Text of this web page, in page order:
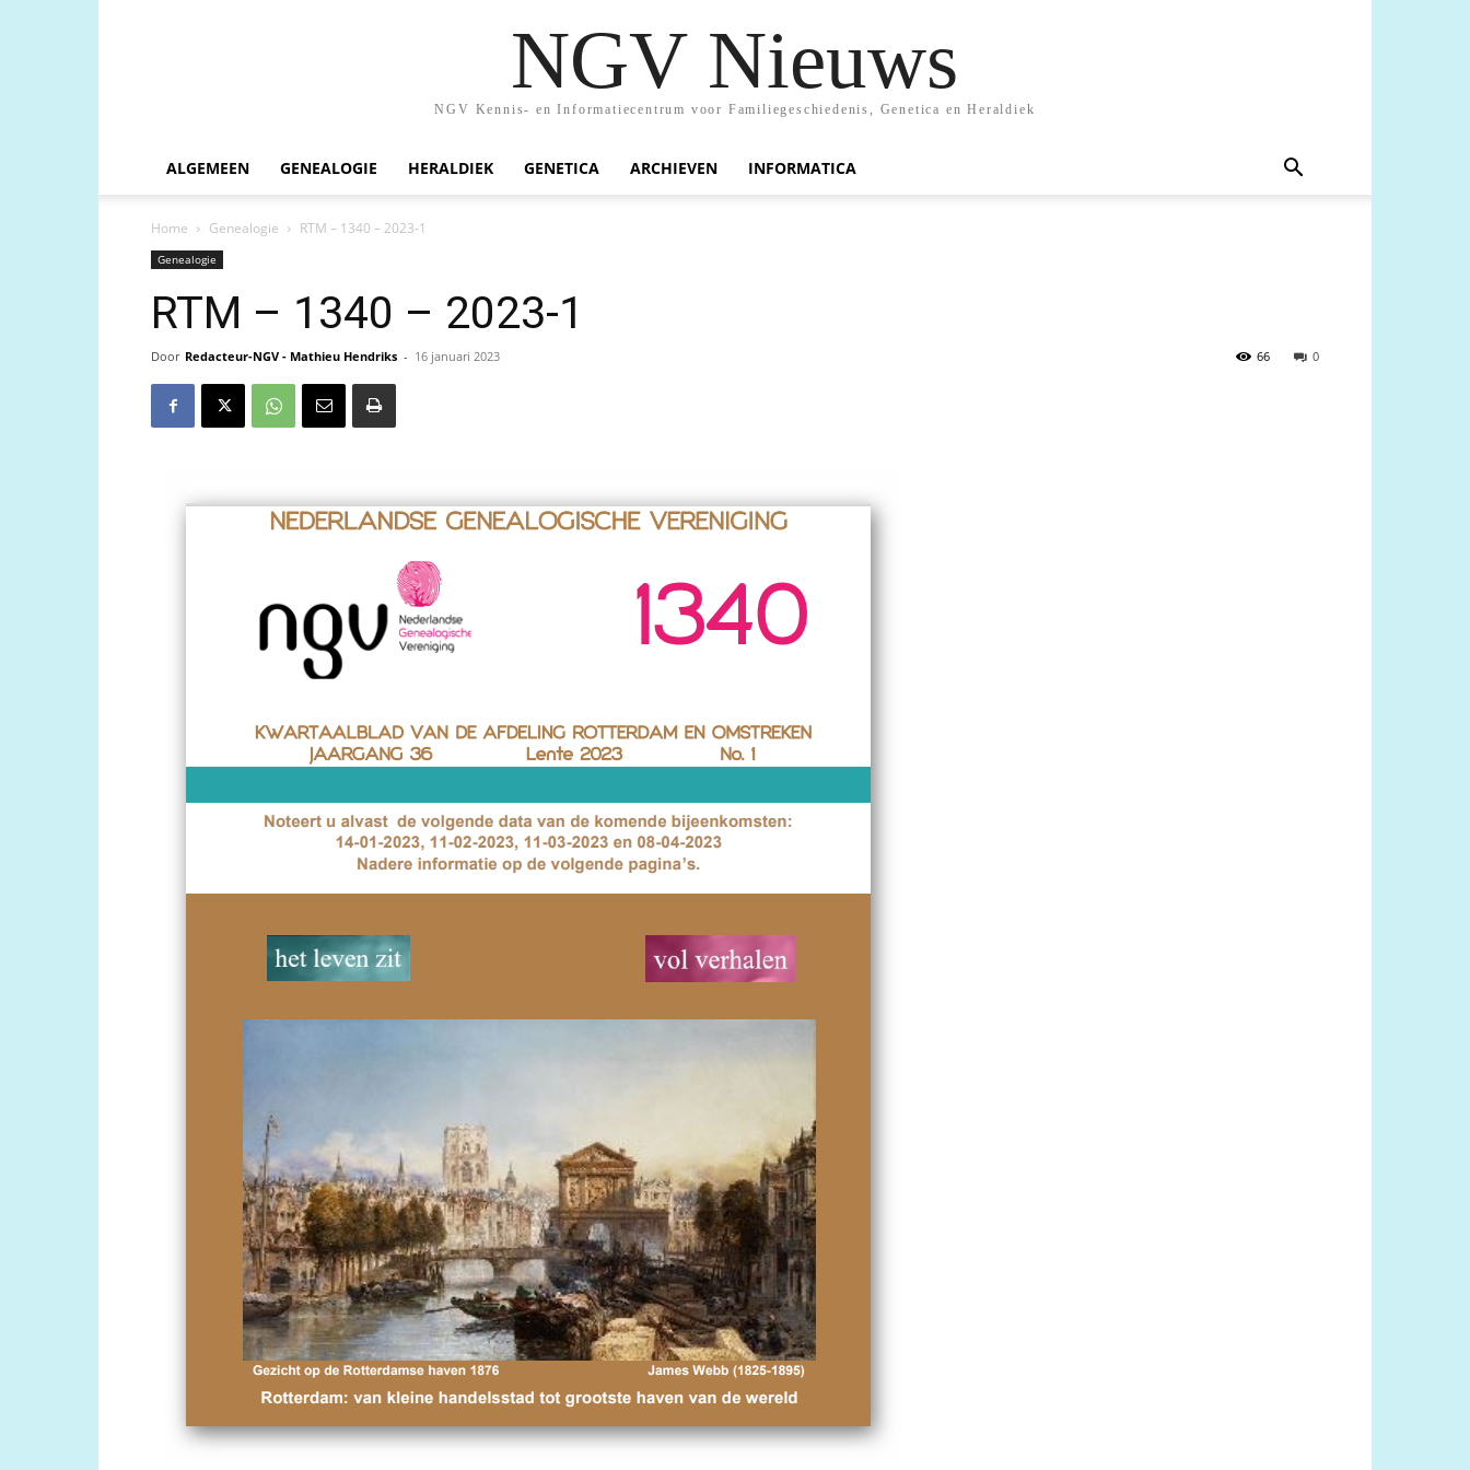
NGV Nieuws
NGV Kennis- en Informatiecentrum voor Familiegeschiedenis, Genetica en Heraldiek
ALGEMEEN GENEALOGIE HERALDIEK GENETICA ARCHIEVEN INFORMATICA
Home Genealogie RTM – 1340 – 2023-1
Genealogie
RTM – 1340 – 2023-1
Door Redacteur-NGV - Mathieu Hendriks - 16 januari 2023 0
66